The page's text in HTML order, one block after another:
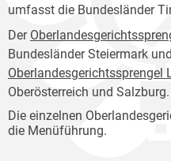
umfasst die Bundesländer
Der
Bundesländer Steiermark
Oberlandesgerichtssprengel
Oberösterreich und Salzburg.
Die einzelnen
die Menüführung.